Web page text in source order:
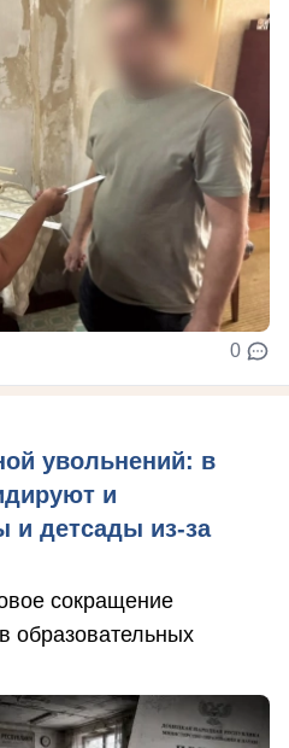
0
увольнений: в
и
детсады из-за
сокращение
образовательных